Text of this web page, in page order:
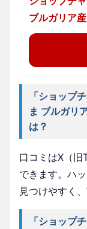
ブルガリア
「ショップ
ま ブルガリ
は？
口コミはX（
できます。ハ
見つけやすく
「ショップ